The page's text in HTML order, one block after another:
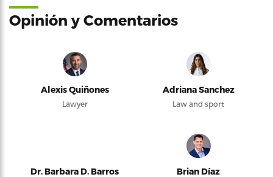
Opinión y Comentarios
Alexis Quiñones
Lawyer
Adriana Sanchez
Law and sport
Dr. Barbara D. Barros Brian Díaz